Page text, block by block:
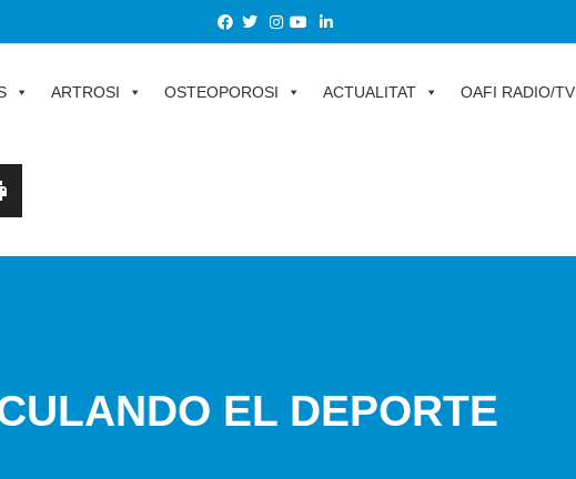
ARTROSI OSTEOPOROSI ACTUALITAT OAFI RADIO/TV
EL DEPORTE